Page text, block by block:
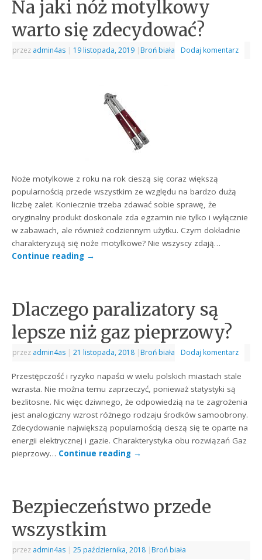
Na jaki nóż motylkowy
warto się zdecydować?
przez admin4as | 19 listopada, 2019 | Broń biała Dodaj komentarz
Noże motylkowe z roku na rok cieszą się coraz większą
popularnością przede wszystkim ze względu na bardzo dużą
liczbę zalet. Koniecznie trzeba zdawać sobie sprawę, że
oryginalny produkt doskonale zda egzamin nie tylko i wyłącznie
w zabawach, ale również codziennym użytku. Czym dokładnie
charakteryzują się noże motylkowe? Nie wszyscy zdają…
Continue reading →
Dlaczego paralizatory są
lepsze niż gaz pieprzowy?
przez admin4as | 21 listopada, 2018 | Broń biała Dodaj komentarz
Przestępczość i ryzyko napaści w wielu polskich miastach stale
wzrasta. Nie można temu zaprzeczyć, ponieważ statystyki są
bezlitosne. Nic więc dziwnego, że odpowiedzią na te zagrożenia
jest analogiczny wzrost różnego rodzaju środków samoobrony.
Zdecydowanie największą popularnością cieszą się te oparte na
energii elektrycznej i gazie. Charakterystyka obu rozwiązań Gaz
pieprzowy… Continue reading →
Bezpieczeństwo przede
wszystkim
przez admin4as | 25 października, 2018 | Broń biała